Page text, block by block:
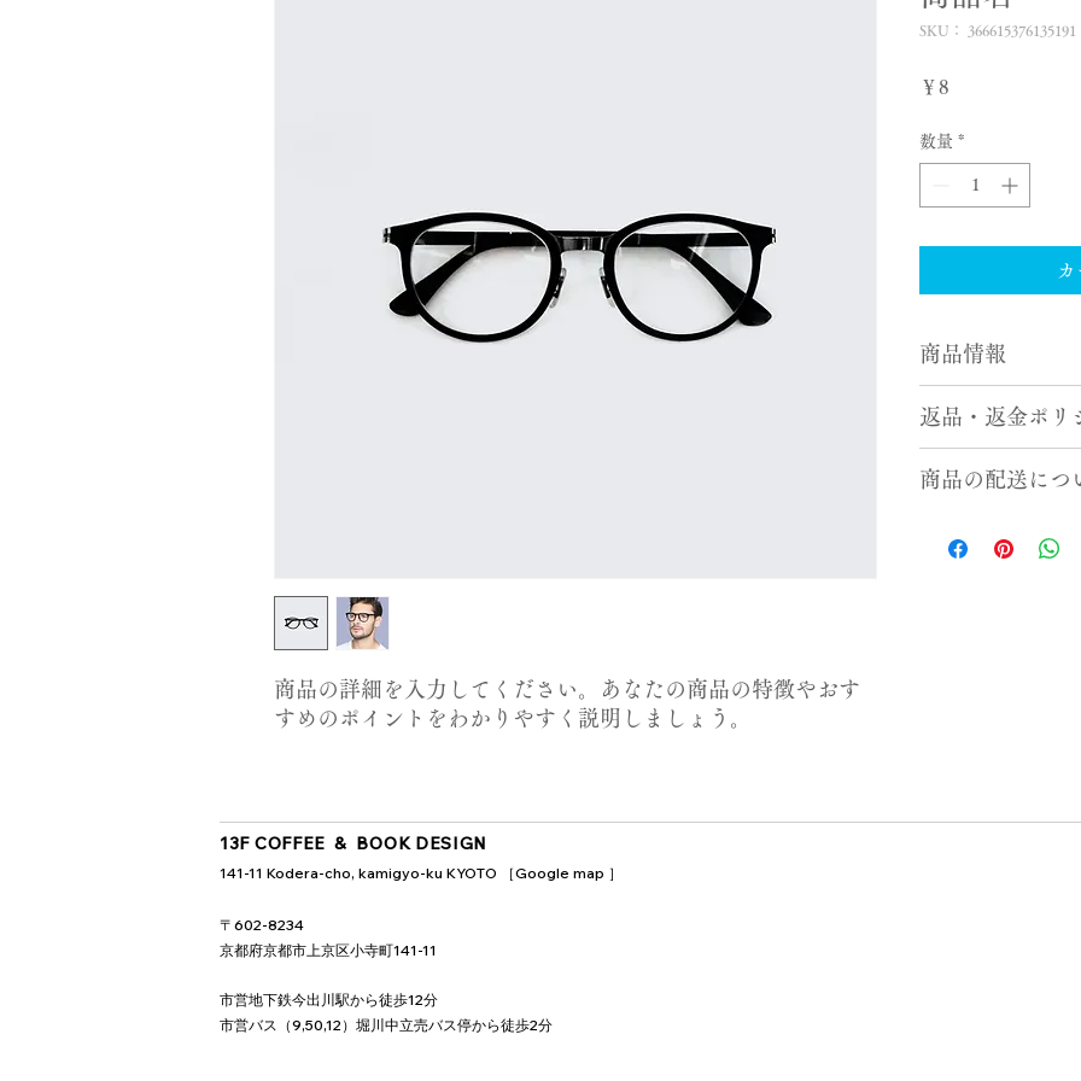
商品の詳細を入力してください。あなたの商品の特徴やおす
すめのポイントをわかりやすく説明しましょう。
SKU： 366615376135191
￥8
数量 *
商品情報
明に加え、商品の特
しましょう。
返品・返金ポリ
満足しなかった場合
顧客からの信頼を獲
だけます。
商品の配送につ
する情報を入力して
13F COFFEE & BOOK DESIGN
141-11 Kodera-cho, kamigyo-ku KYOTO ［Google map ］​​
〒602-8234
京都府京都市上京区小寺町141-11
市営地下鉄今出川駅から徒歩12分
市営バス（9,50,12）堀川中立売バス停から徒歩2分